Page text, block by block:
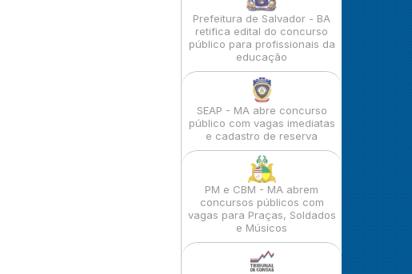
Prefeitura de Salvador - BA
retifica edital do concurso
público para profissionais da
educação
SEAP - MA abre concurso
público com vagas imediatas
e cadastro de reserva
PM e CBM - MA abrem
concursos públicos com
vagas para Praças, Soldados
e Músicos